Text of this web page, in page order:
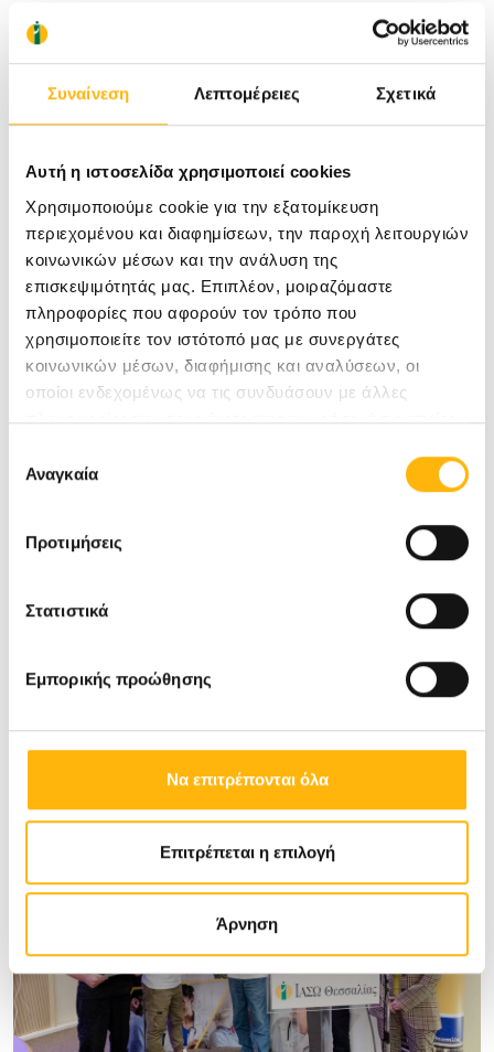
Συναίνεση Λεπτομέρειες Σχετικά
Αυτή η ιστοσελίδα χρησιμοποιεί cookies
Χρησιμοποιούμε cookie για την εξατομίκευση
περιεχομένου και διαφημίσεων, την παροχή λειτουργιών
κοινωνικών μέσων και την ανάλυση της
επισκεψιμότητάς μας. Επιπλέον, μοιραζόμαστε
πληροφορίες που αφορούν τον τρόπο που
χρησιμοποιείτε τον ιστότοπό μας με συνεργάτες
κοινωνικών μέσων, διαφήμισης και αναλύσεων, οι
οποίοι ενδεχομένως να τις συνδυάσουν με άλλες
πληροφορίες που τους έχετε παραχωρήσει ή τις οποίες
των υπηρεσιών τους.
συγκατάθεσης
Αναγκαία
Προτιμήσεις
Στατιστικά
Εμπορικής προώθησης
Να επιτρέπονται όλα
Επιτρέπεται η επιλογή
Άρνηση